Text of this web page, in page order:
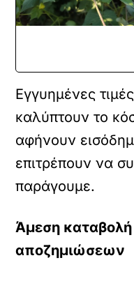
Εγγυημένες
καλύπτουν το
αφήνουν
επιτρέπουν να
παράγουμε.
Άμεση
αποζημιώσεων